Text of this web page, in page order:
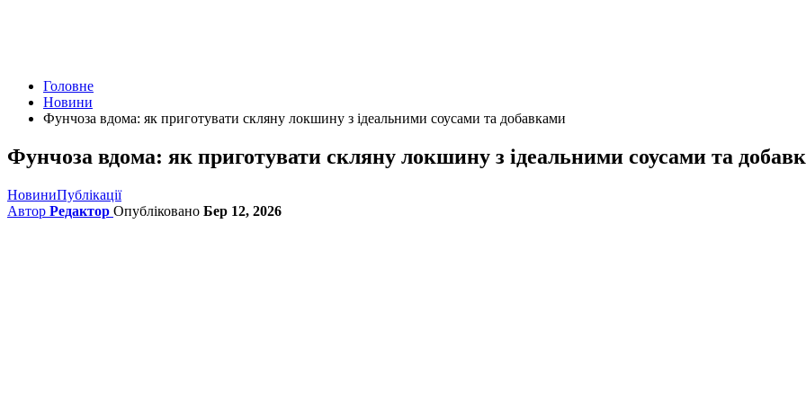
Головне
Новини
Фунчоза вдома: як приготувати скляну локшину з ідеальними соусами та добавками
Фунчоза вдома: як приготувати скляну локшину з ідеальними соусами та
НовиниПублікації
Автор Редактор Опубліковано Бер 12, 2026